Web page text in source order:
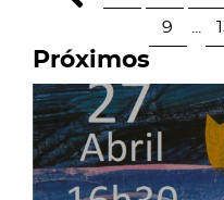
9
Próximos